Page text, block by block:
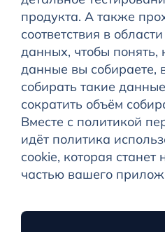
продукта. А также
соответствия в
данных, чтобы понять,
данные вы собираете,
собирать такие
сократить объём
Вместе с политикой
идёт политика
cookie, которая станет
частью вашего